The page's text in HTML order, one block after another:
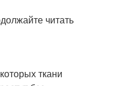
читать
ткани